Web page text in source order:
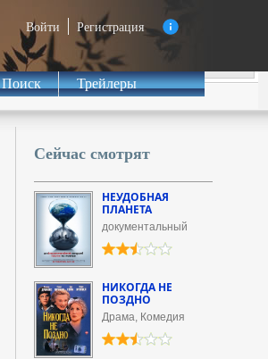
Войти Регистрация
Поиск Трейлеры
Сейчас смотрят
НЕУДОБНАЯ
ПЛАНЕТА
документальный
НИКОГДА НЕ
ПОЗДНО
Драма, Комедия